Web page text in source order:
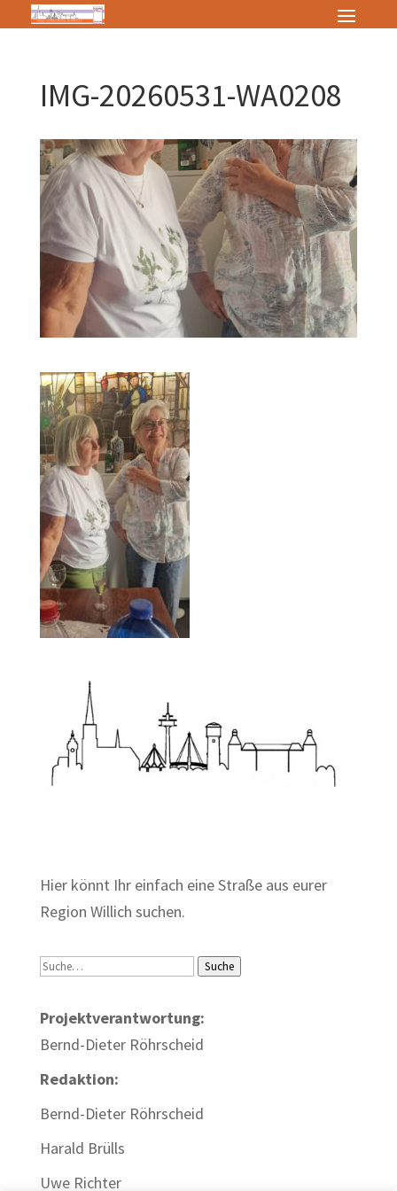
IMG-20260531-WA0208
Hier könnt Ihr einfach eine Straße aus eurer
Region Willich suchen.
Suche Suche
Projektverantwortung:
Bernd-Dieter Röhrscheid
Redaktion:
Bernd-Dieter Röhrscheid
Harald Brülls
Uwe Richter